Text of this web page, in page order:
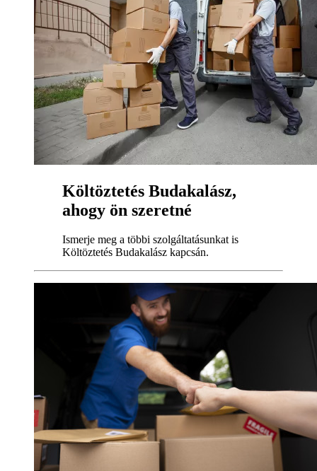
Költöztetés Budakalász,
ahogy ön szeretné
Ismerje meg a többi szolgáltatásunkat is
Költöztetés Budakalász kapcsán.